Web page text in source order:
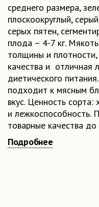
среднего размера,
плоскоокруглый,
серых пятен,
плода – 4-7 кг.
толщины и
качества и отличная
диетического
подходит к мясным
вкус. Ценность
и лежкоспособность.
товарные качества
Урожайность
Купить семена тыквы
Подробнее